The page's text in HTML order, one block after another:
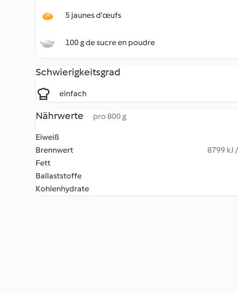
5 jaunes d'œufs
100 g de sucre en poudre
Schwierigkeitsgrad
einfach
Nährwerte pro 800 g
Eiweiß
Brennwert
8799 kJ
Fett
Ballaststoffe
Kohlenhydrate